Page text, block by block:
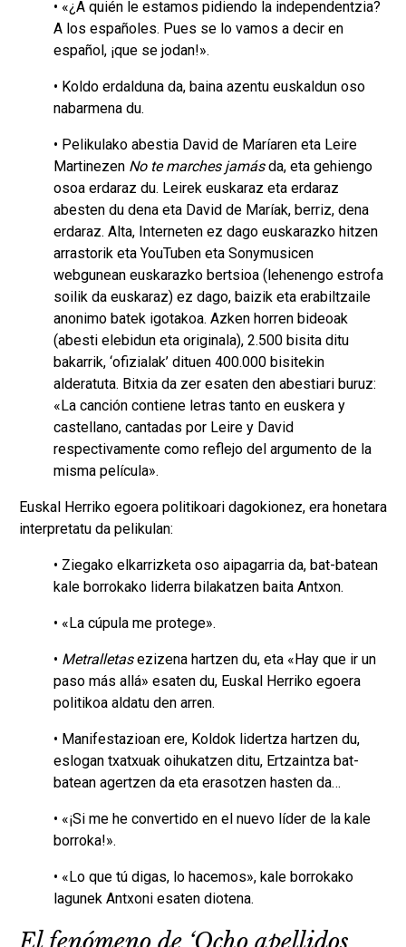
• «¿A quién le estamos pidiendo la independentzia?
A los españoles. Pues se lo vamos a decir en
español, ¡que se jodan!».
• Koldo erdalduna da, baina azentu euskaldun oso
nabarmena du.
• Pelikulako abestia David de Maríaren eta Leire
Martinezen No te marches jamásda, eta gehiengo
osoa erdaraz du. Leirek euskaraz eta erdaraz
abesten du dena eta David de Maríak, berriz, dena
erdaraz. Alta, Interneten ez dago euskarazko hitzen
arrastorik eta YouTuben eta Sonymusicen
webgunean euskarazko bertsioa (lehenengo estrofa
soilik da euskaraz) ez dago, baizik eta erabiltzaile
anonimo batek igotakoa. Azken horren bideoak
(abesti elebidun eta originala), 2.500 bisita ditu
bakarrik, ‘ofizialak’ dituen 400.000 bisitekin
alderatuta. Bitxia da zer esaten den abestiari buruz:
«La canción contiene letras tanto en euskera y
castellano, cantadas por Leire y David
respectivamente como reflejo del argumento de la
misma película».
Euskal Herriko egoera politikoari dagokionez, era honetara
interpretatu da pelikulan:
• Ziegako elkarrizketa oso aipagarria da, bat-batean
kale borrokako liderra bilakatzen baita Antxon.
• «La cúpula me protege».
• Metralletasezizena hartzen du, eta «Hay que ir un
paso más allá» esaten du, Euskal Herriko egoera
politikoa aldatu den arren.
• Manifestazioan ere, Koldok lidertza hartzen du,
eslogan txatxuak oihukatzen ditu, Ertzaintza bat-
batean agertzen da eta erasotzen hasten da…
• «¡Si me he convertido en el nuevo líder de la kale
borroka!».
• «Lo que tú digas, lo hacemos», kale borrokako
lagunek Antxoni esaten diotena.